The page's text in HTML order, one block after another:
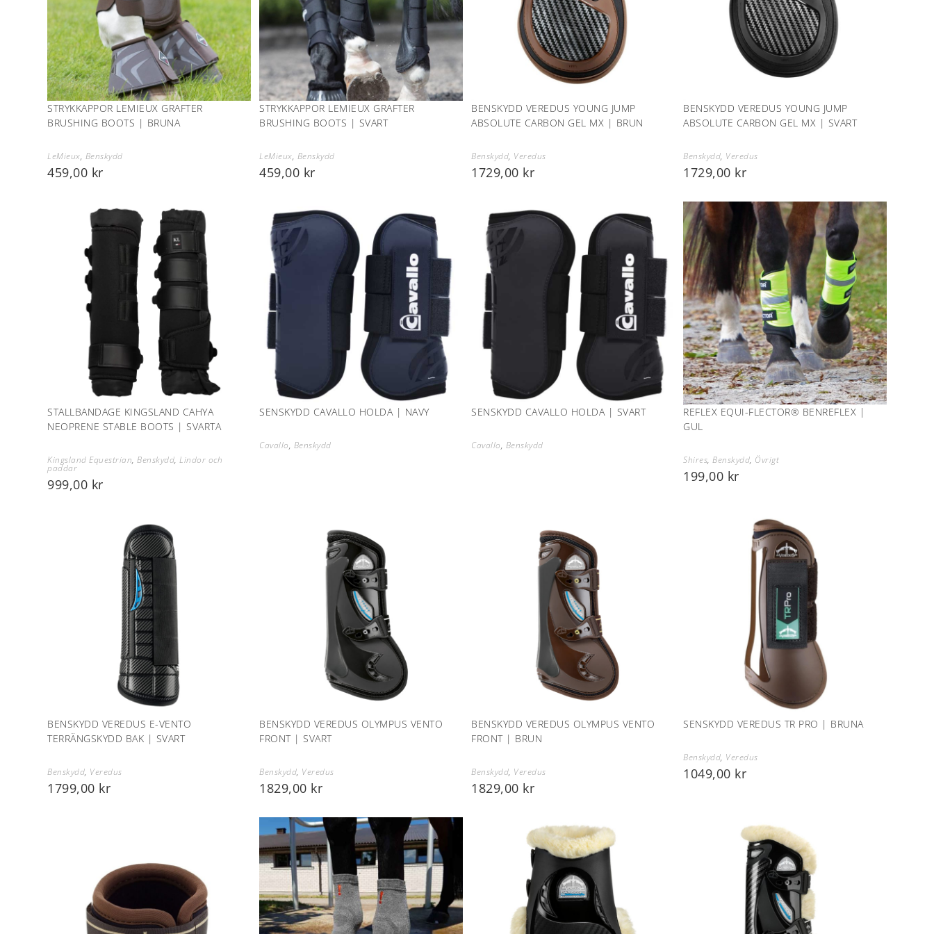
STRYKKAPPOR LEMIEUX GRAFTER
BRUSHING BOOTS | BRUNA
LeMieux, Benskydd
459,00 kr
STRYKKAPPOR LEMIEUX GRAFTER
BRUSHING BOOTS | SVART
LeMieux, Benskydd
459,00 kr
BENSKYDD VEREDUS YOUNG JUMP
ABSOLUTE CARBON GEL MX | BRUN
Benskydd, Veredus
1729,00 kr
BENSKYDD VEREDUS YOUNG JUMP
ABSOLUTE CARBON GEL MX | SVART
Benskydd, Veredus
1729,00 kr
STALLBANDAGE KINGSLAND CAHYA
NEOPRENE STABLE BOOTS | SVARTA
Kingsland Equestrian,Benskydd,Lindor och
paddar
999,00 kr
SENSKYDD CAVALLO HOLDA | NAVY
Cavallo, Benskydd
SENSKYDD CAVALLO HOLDA | SVART
Cavallo, Benskydd
REFLEX EQUI-FLECTOR® BENREFLEX |
GUL
Shires,Benskydd, Övrigt
199,00 kr
BENSKYDD VEREDUS E-VENTO
TERRÄNGSKYDD BAK | SVART
Benskydd, Veredus
1799,00 kr
BENSKYDD VEREDUS OLYMPUS VENTO
FRONT | SVART
Benskydd, Veredus
1829,00 kr
BENSKYDD VEREDUS OLYMPUS VENTO
FRONT | BRUN
Benskydd, Veredus
1829,00 kr
SENSKYDD VEREDUS TR PRO | BRUNA
Benskydd, Veredus
1049,00 kr